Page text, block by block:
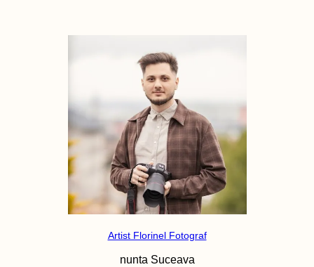
Artist Florinel Fotograf
nunta Suceava